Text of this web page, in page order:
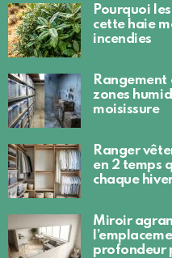
Pourquoi
cette haie
incendies
Rangement
zones
moisissure
Ranger
en 2 temps
chaque
Miroir
profondeur